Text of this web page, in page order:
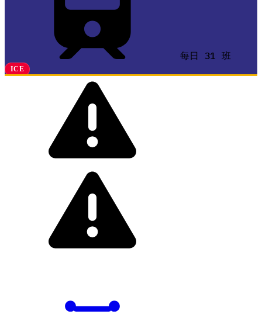
每日 31 班
ICE